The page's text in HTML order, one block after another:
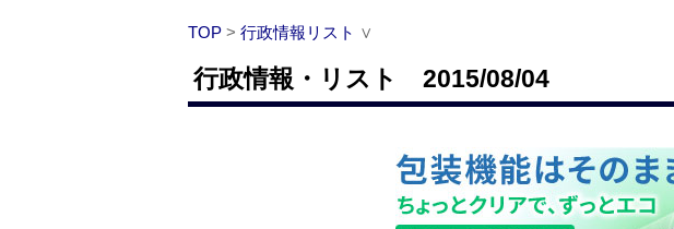
TOP > 行政情報リスト ∨
行政情報・リスト 2015/08/04